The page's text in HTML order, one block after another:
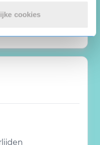
cookies